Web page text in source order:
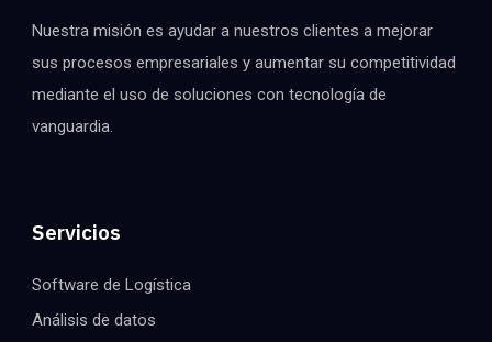
Nuestra misión es ayudar a nuestros clientes a mejorar
sus procesos empresariales y aumentar su competitividad
mediante el uso de soluciones con tecnología de
vanguardia.
Servicios
Software de Logística
Análisis de datos